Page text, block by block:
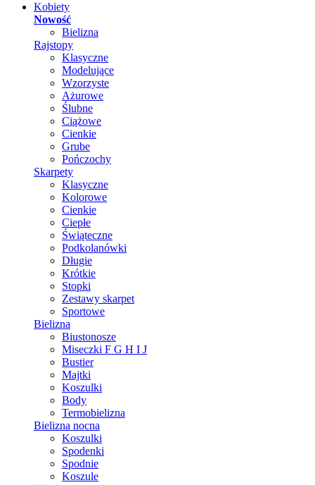
Kobiety
Nowość
Bielizna
Rajstopy
Klasyczne
Modelujące
Wzorzyste
Ażurowe
Ślubne
Ciążowe
Cienkie
Grube
Pończochy
Skarpety
Klasyczne
Kolorowe
Cienkie
Ciepłe
Świąteczne
Podkolanówki
Długie
Krótkie
Stopki
Zestawy skarpet
Sportowe
Bielizna
Biustonosze
Miseczki F G H I J
Bustier
Majtki
Koszulki
Body
Termobielizna
Bielizna nocna
Koszulki
Spodenki
Spodnie
Koszule